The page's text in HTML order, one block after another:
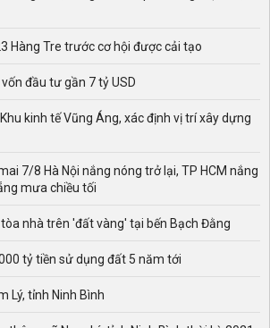
Hàng Tre trước cơ hội được cải tạo
đầu tư gần 7 tỷ USD
kinh tế Vũng Áng, xác định vị trí xây dựng
7/8 Hà Nội nắng nóng trở lại, TP HCM nắng
mưa chiều tối
nhà trên 'đất vàng' tại bến Bạch Đằng
tỷ tiền sử dụng đất 5 năm tới
Lý, tỉnh Ninh Bình